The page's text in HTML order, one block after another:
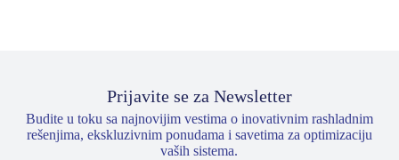
Prijavite se za Newsletter
Budite u toku sa najnovijim vestima o inovativnim rashladnim
rešenjima, ekskluzivnim ponudama i savetima za optimizaciju
vaših sistema.